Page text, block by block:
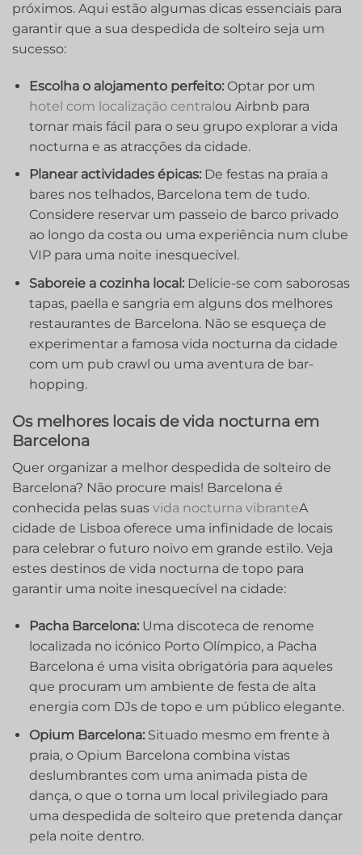
próximos. Aqui estão algumas dicas essenciais para
garantir que a sua despedida de solteiro seja um
sucesso:
Escolha o alojamento perfeito:Optar por um
hotel com localização centralou Airbnb para
tornar mais fácil para o seu grupo explorar a vida
nocturna‍ e as atracções da cidade.
Planear actividades épicas:De festas na praia a
bares nos telhados, Barcelona tem de tudo.
Considere reservar um passeio de barco privado
ao longo da costa ou uma experiência num clube
VIP para uma noite inesquecível.
Saboreie a cozinha local:Delicie-se com saborosas
tapas, paella e sangria em alguns dos melhores
restaurantes de Barcelona. Não se esqueça de
experimentar a famosa vida nocturna da cidade
com um pub crawl ou uma aventura de bar-
hopping.
Os melhores locais de vida nocturna em
Barcelona
Quer organizar a melhor despedida de solteiro de
Barcelona? Não procure mais! Barcelona é
conhecida pelas suas vida nocturna vibranteA
cidade de Lisboa oferece uma infinidade de locais
para celebrar o futuro noivo em grande estilo. Veja
estes destinos de vida nocturna de topo para
garantir uma noite inesquecível na cidade:
Pacha Barcelona:Uma discoteca de renome
localizada no icónico Porto Olímpico, a Pacha
Barcelona é uma visita obrigatória para aqueles
que procuram um ambiente de festa de alta
energia com DJs de topo e um público elegante.
Opium Barcelona:Situado mesmo em frente à
praia, o Opium Barcelona combina vistas
deslumbrantes com uma animada pista de
dança, o que o torna um local privilegiado para
uma despedida de solteiro que pretenda dançar
pela noite dentro.